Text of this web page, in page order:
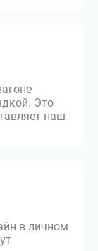
Это
наш
в личном